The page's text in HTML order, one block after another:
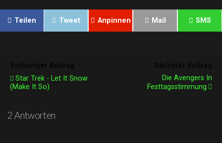
Teilen Tweet Anpinnen Mail SMS
Star Trek - Let It Snow
(Make It So)
Die Avengers In
Festtagsstimmung
2 Antworten